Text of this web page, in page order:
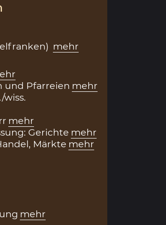
mehr
und Pfarreien mehr
mehr
Gerichte mehr
Märkte mehr
mehr